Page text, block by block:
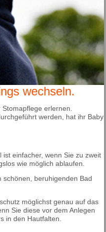
wechseln.
erlernen.
werden, hat ihr Baby
einfacher, wenn Sie zu zweit
wie möglich ablaufen.
schönen, beruhigenden Bad
möglichst genau auf das
Sie diese vor dem Anlegen
in den Hautfalten.